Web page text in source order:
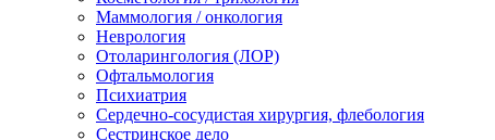
Маммология / онкология
Неврология
Отоларингология (ЛОР)
Офтальмология
Психиатрия
Сердечно-сосудистая хирургия, флебология
Сестринское дело